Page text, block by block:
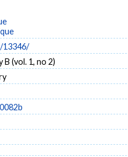
13346/
(vol. 1, no 2)